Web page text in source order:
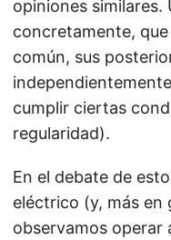
opiniones similares.
concretamente,
común, sus
cumplir ciertas
regularidad).
En el debate de
eléctrico (y, más en
observamos